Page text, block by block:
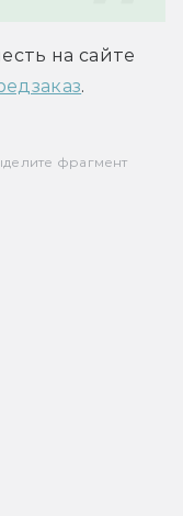
на сайте
.
фрагмент